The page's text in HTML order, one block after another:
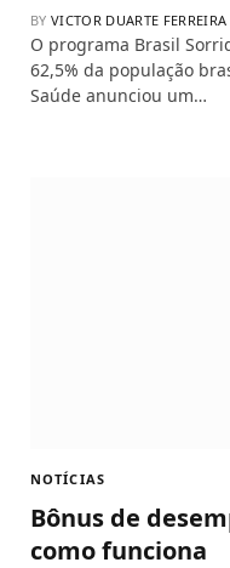
BY VICTOR DUARTE FERREIRA
O programa Brasil
62,5% da população
Saúde anunciou um…
NOTÍCIAS
Bônus de
como funciona